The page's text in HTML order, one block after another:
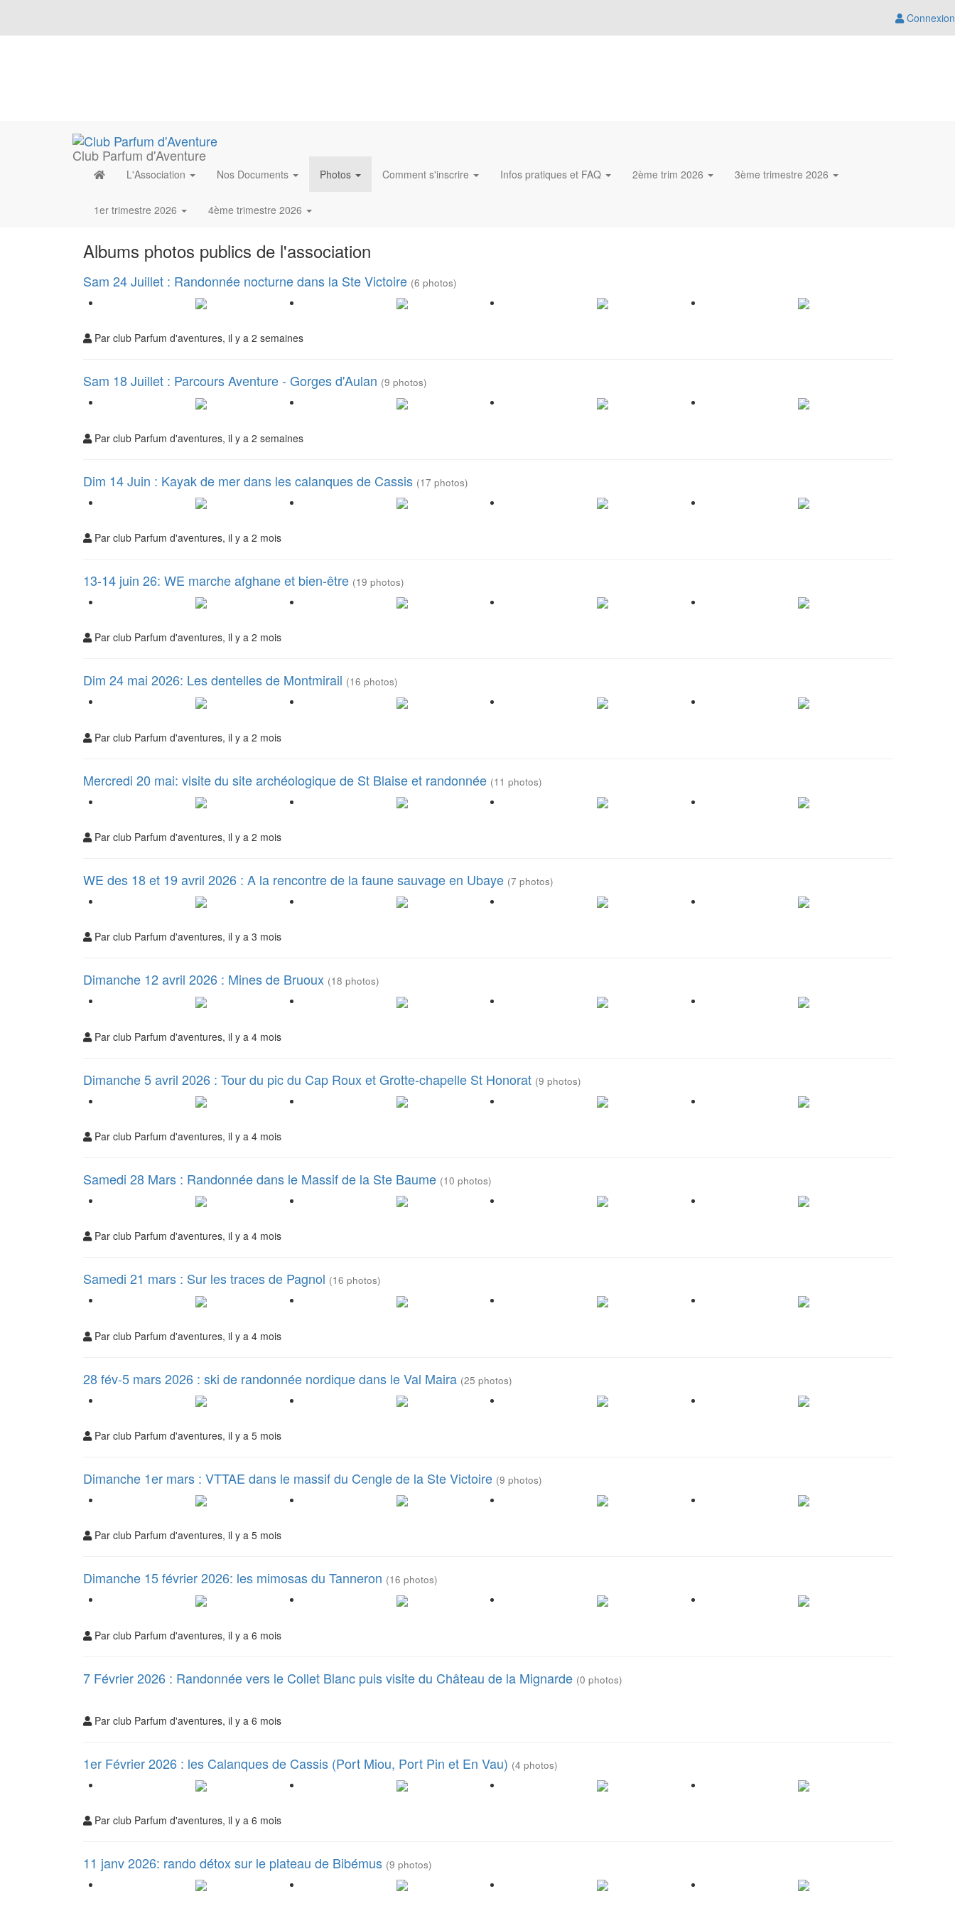
Connexion
Club Parfum d'Aventure
L'Association Nos Documents Photos Comment s'inscrire Infos pratiques et FAQ 2ème trim 2026 3ème trimestre 2026
1er trimestre 2026 4ème trimestre 2026
Albums photos publics de l'association
Sam 24 Juillet : Randonnée nocturne dans la Ste Victoire (6 photos)
Par club Parfum d'aventures, il y a 2 semaines
Sam 18 Juillet : Parcours Aventure - Gorges d'Aulan (9 photos)
Par club Parfum d'aventures, il y a 2 semaines
Dim 14 Juin : Kayak de mer dans les calanques de Cassis (17 photos)
Par club Parfum d'aventures, il y a 2 mois
13-14 juin 26: WE marche afghane et bien-être (19 photos)
Par club Parfum d'aventures, il y a 2 mois
Dim 24 mai 2026: Les dentelles de Montmirail (16 photos)
Par club Parfum d'aventures, il y a 2 mois
Mercredi 20 mai: visite du site archéologique de St Blaise et randonnée (11 photos)
Par club Parfum d'aventures, il y a 2 mois
WE des 18 et 19 avril 2026 : A la rencontre de la faune sauvage en Ubaye (7 photos)
Par club Parfum d'aventures, il y a 3 mois
Dimanche 12 avril 2026 : Mines de Bruoux (18 photos)
Par club Parfum d'aventures, il y a 4 mois
Dimanche 5 avril 2026 : Tour du pic du Cap Roux et Grotte-chapelle St Honorat (9 photos)
Par club Parfum d'aventures, il y a 4 mois
Samedi 28 Mars : Randonnée dans le Massif de la Ste Baume (10 photos)
Par club Parfum d'aventures, il y a 4 mois
Samedi 21 mars : Sur les traces de Pagnol (16 photos)
Par club Parfum d'aventures, il y a 4 mois
28 fév-5 mars 2026 : ski de randonnée nordique dans le Val Maira (25 photos)
Par club Parfum d'aventures, il y a 5 mois
Dimanche 1er mars : VTTAE dans le massif du Cengle de la Ste Victoire (9 photos)
Par club Parfum d'aventures, il y a 5 mois
Dimanche 15 février 2026: les mimosas du Tanneron (16 photos)
Par club Parfum d'aventures, il y a 6 mois
7 Février 2026 : Randonnée vers le Collet Blanc puis visite du Château de la Mignarde (0 photos)
Par club Parfum d'aventures, il y a 6 mois
1er Février 2026 : les Calanques de Cassis (Port Miou, Port Pin et En Vau) (4 photos)
Par club Parfum d'aventures, il y a 6 mois
11 janv 2026: rando détox sur le plateau de Bibémus (9 photos)